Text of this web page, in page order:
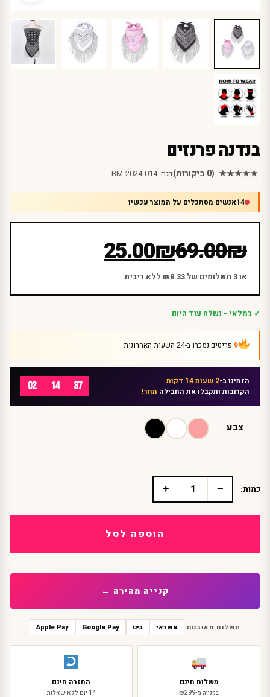
בנדנה פרנזים
★★★★★ (0 ביקורות) דגם:BM-2024-014
14אנשים מסתכלים על המוצר עכשיו
₪
69.00המחיר
המקורי
היה:
₪
25.00
המחיר
הנוכחי
הוא:או 3 תשלומים של ₪8.33 ללא ריבית
✓ במלאי - נשלח עוד היום
9 פריטים נמכרו ב-24 השעות האחרונות
הזמינו ב-2 שעות 14 דקות
הקרובות ותקבלו את החבילה מחר! 02 14 37
צבע
כמות
בנדנה
כמות: −
+
הוספה לסל
קנייה מהירה ←
תשלום מאובטח: אשראי ביט Google Pay
Apple Pay
משלוח חינם
בקנייה מ-₪299
החזרה חינם
14 יום ללא שאלות